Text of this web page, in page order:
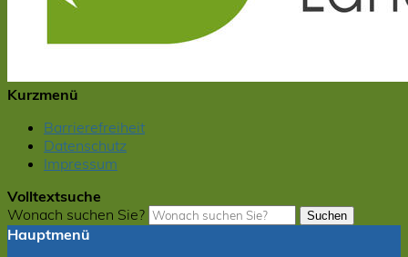
Kurzmenü
Barrierefreiheit
Datenschutz
Impressum
Volltextsuche
Wonach suchen Sie?
Suchen
Hauptmenü